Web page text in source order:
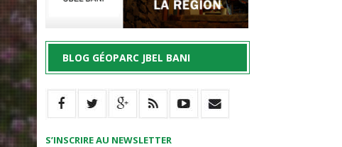
BLOG GÉOPARC JBEL BANI
S’INSCRIRE AU NEWSLETTER